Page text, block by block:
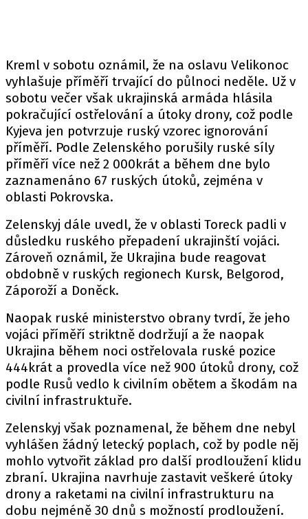
Kreml v sobotu oznámil, že na oslavu Velikonoc
vyhlašuje příměří trvající do půlnoci neděle. Už v
sobotu večer však ukrajinská armáda hlásila
pokračující ostřelování a útoky drony, což podle
Kyjeva jen potvrzuje ruský vzorec ignorování
příměří. Podle Zelenského porušily ruské síly
příměří více než 2 000krát a během dne bylo
zaznamenáno 67 ruských útoků, zejména v
oblasti Pokrovska.
Zelenskyj dále uvedl, že v oblasti Toreck padli v
důsledku ruského přepadení ukrajinští vojáci.
Zároveň oznámil, že Ukrajina bude reagovat
obdobně v ruských regionech Kursk, Belgorod,
Záporoží a Doněck.
Naopak ruské ministerstvo obrany tvrdí, že jeho
vojáci příměří striktně dodržují a že naopak
Ukrajina během noci ostřelovala ruské pozice
444krát a provedla více než 900 útoků drony, což
podle Rusů vedlo k civilním obětem a škodám na
civilní infrastruktuře.
Zelenskyj však poznamenal, že během dne nebyl
vyhlášen žádný letecký poplach, což by podle něj
mohlo vytvořit základ pro další prodloužení klidu
zbraní. Ukrajina navrhuje zastavit veškeré útoky
drony a raketami na civilní infrastrukturu na
dobu nejméně 30 dnů s možností prodloužení.